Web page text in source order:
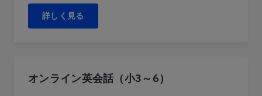
詳しく見る
オンライン英会話（小3～6）